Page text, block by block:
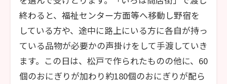
終わると、福祉センター方面等へ移動し野宿を
している方や、途中に路上にいる方に各自が持っ
ている品物が必要かの声掛けをして手渡していき
ます。この日は、松戸で作られたものの他に、60
個のおにぎりが加わり約180個のおにぎりが配ら